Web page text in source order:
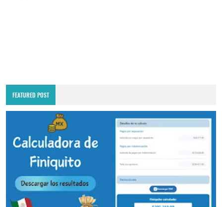
FEATURED POST